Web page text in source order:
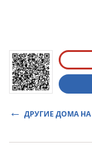
ДРУГИЕ ДОМА